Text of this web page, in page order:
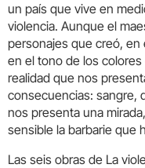
un país que vive en
violencia. Aunque el
personajes que creó,
en el tono de los
realidad que nos
consecuencias: sangre,
nos presenta una
sensible la barbarie que
Las seis obras de La